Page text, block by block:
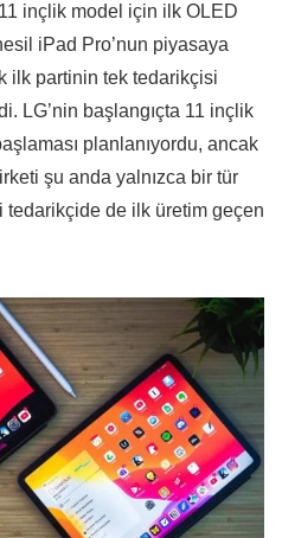
inçlik model için ilk OLED
‌iPad Pro‌’nun piyasaya
ilk partinin tek tedarikçisi
LG’nin başlangıçta 11 inçlik
planlanıyordu, ancak
şu anda yalnızca bir tür
tedarikçide de ilk üretim geçen